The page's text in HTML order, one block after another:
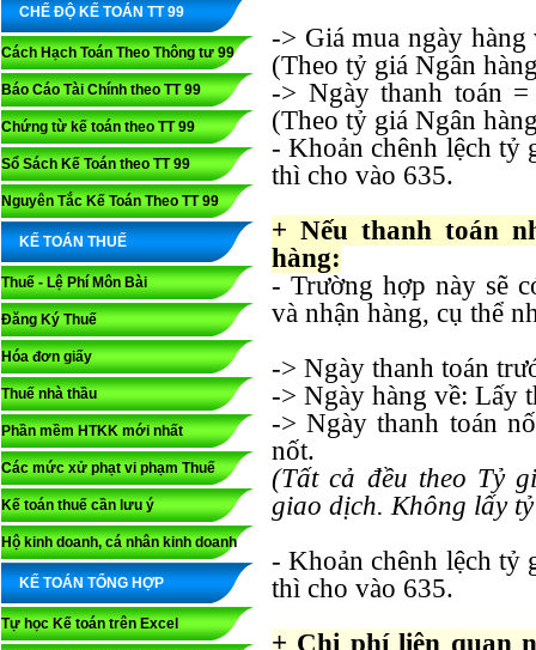
CHẾ ĐỘ KẾ TOÁN TT 99
Cách Hạch Toán Theo Thông tư 99
Báo Cáo Tài Chính theo TT 99
Chứng từ kế toán theo TT 99
Sổ Sách Kế Toán theo TT 99
Nguyên Tắc Kế Toán Theo TT 99
KẾ TOÁN THUẾ
Thuế - Lệ Phí Môn Bài
Đăng Ký Thuế
Hóa đơn giấy
Thuế nhà thầu
Phần mềm HTKK mới nhất
Các mức xử phạt vi phạm Thuế
Kế toán thuế cần lưu ý
Hộ kinh doanh, cá nhân kinh doanh
KẾ TOÁN TỔNG HỢP
Tự học Kế toán trên Excel
-> Giá mua ngày
(Theo tỷ giá Ngân
-> Ngày thanh toán
(Theo tỷ giá Ngân
- Khoản chênh lệch tỷ
thì cho vào 635.
+ Nếu thanh toán
hàng:
- Trường hợp này sẽ
và nhận hàng, cụ thể
-> Ngày thanh toán
-> Ngày hàng về: Lấy
-> Ngày thanh toán
nốt.
(Tất cả đều theo Tỷ
giao dịch. Không lấy
- Khoản chênh lệch tỷ
thì cho vào 635.
+ Chi phí liên quan